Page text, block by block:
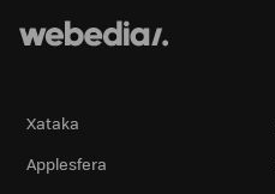
Xataka
Applesfera